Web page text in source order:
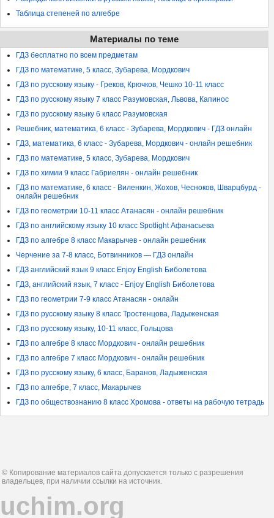
Таблица степеней по алгебре
Материалы по теме
ГДЗ бесплатно по всем предметам
ГДЗ по математике, 5 класс, Зубарева, Мордкович
ГДЗ по русскому языку - Греков, Крючков, Чешко 10-11 класс
ГДЗ по русскому языку 7 класс Разумовская, Львова, Капинос
ГДЗ по русскому языку 6 класс Разумовская
Решебник, математика, 6 класс - Зубарева, Мордкович - ГДЗ онлайн
ГДЗ, математика, 6 класс - Зубарева, Мордкович - онлайн решебник
ГДЗ по математике, 5 класс, Зубарева, Мордкович
ГДЗ по химии 9 класс Габриелян - онлайн решебник
ГДЗ по математике, 6 класс - Виленкин, Жохов, Чесноков, Шварцбурд -
онлайн решебник
ГДЗ по геометрии 10-11 класс Атанасян - онлайн решебник
ГДЗ по английскому языку 10 класс Spotlight Афанасьева
ГДЗ по алгебре 8 класс Макарычев - онлайн решебник
Черчение за 7-8 класс, Ботвинников — ГДЗ онлайн
ГДЗ английский язык 9 класс Enjoy English Биболетова
ГДЗ, английский язык, 7 класс - Enjoy English Биболетова
ГДЗ по геометрии 7-9 класс Атанасян - онлайн
ГДЗ по русскому языку 8 класс Тростенцова, Ладыженская
ГДЗ по русскому языку, 10-11 класс, Гольцова
ГДЗ по алгебре 8 класс Мордкович - онлайн решебник
ГДЗ по алгебре 7 класс Мордкович - онлайн решебник
ГДЗ по русскому языку, 6 класс, Баранов, Ладыженская
ГДЗ по алгебре, 7 класс, Макарычев
ГДЗ по обществознанию 8 класс Хромова - ответы на рабочую тетрадь
© Копирование материалов сайта допускается только с разрешения
владельцев, при наличии ссылки на источник.
uchim.org